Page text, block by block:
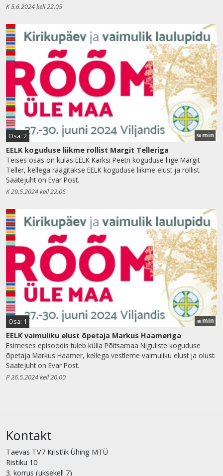
K 5.6.2024 kell 22.05
Osa: 2 30 min
EELK koguduse liikme rollist Margit Telleriga
Teises osas on külas EELK Karksi Peetri koguduse liige Margit
Teller, kellega räägitakse EELK koguduse liikme elust ja rollist.
Saatejuht on Evar Post.
K 29.5.2024 kell 22.05
Osa: 1 40 min
EELK vaimuliku elust õpetaja Markus Haameriga
Esimeses episoodis tuleb külla Põltsamaa Niguliste koguduse
õpetaja Markus Haamer, kellega vestleme vaimuliku elust ja olust.
Saatejuht on Evar Post.
P 26.5.2024 kell 20.00
Kontakt
Taevas TV7 Kristlik Ühing MTÜ
Ristiku 10
3. korrus (uksekell 7)